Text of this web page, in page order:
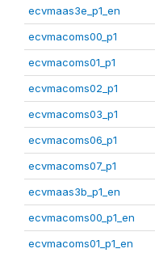
ecvmaas3e_p1_en
ecvmacoms00_p1
ecvmacoms01_p1
ecvmacoms02_p1
ecvmacoms03_p1
ecvmacoms06_p1
ecvmacoms07_p1
ecvmaas3b_p1_en
ecvmacoms00_p1_en
ecvmacoms01_p1_en